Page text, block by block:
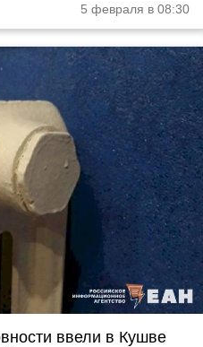
5 февраля в 08:30
ввели в Кушве